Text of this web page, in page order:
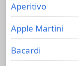
Aperitivo
Apple Martini
Bacardi